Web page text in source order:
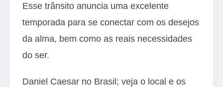
Esse trânsito anuncia uma excelente
temporada para se conectar com os desejos
da alma, bem como as reais necessidades
do ser.
Daniel Caesar no Brasil; veja o local e os